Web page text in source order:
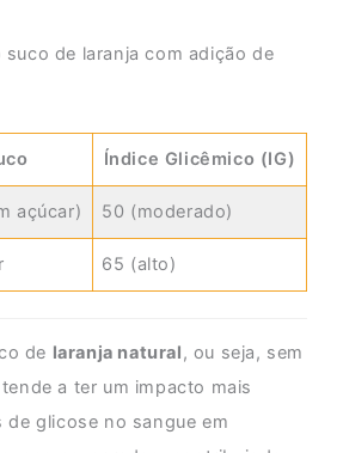
suco de laranja com adição de
Índice Glicêmico (IG)
açúcar) 50 (moderado)
65 (alto)
de laranja natural, ou seja, sem
a ter um impacto mais
de glicose no sangue em